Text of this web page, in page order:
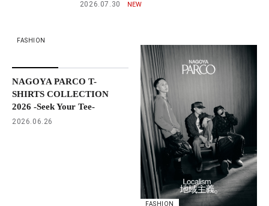
2026.07.30
FASHION
NAGOYA PARCO T-
SHIRTS COLLECTION
2026 -Seek Your Tee-
2026.06.26
FASHION